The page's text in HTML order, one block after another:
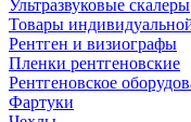
Ультразвуковые скалеры
Товары
Рентген и визиографы
Пленки рентгеновские
Рентгеновское
Фартуки